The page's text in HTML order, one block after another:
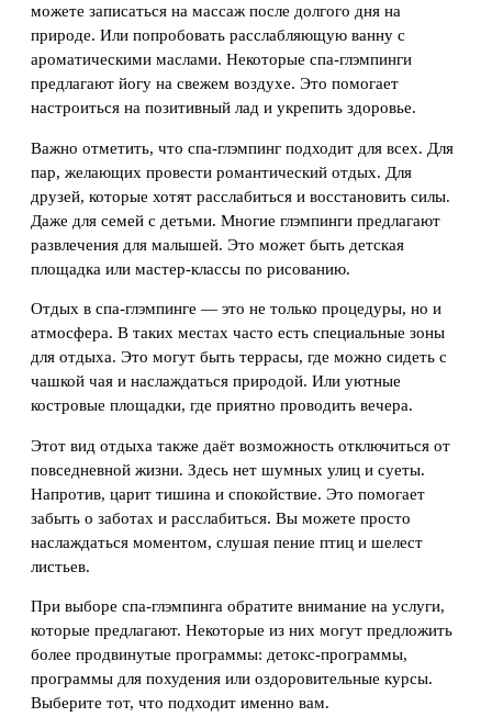
можете записаться на массаж после долгого дня на
природе. Или попробовать расслабляющую ванну с
ароматическими маслами. Некоторые спа-глэмпинги
предлагают йогу на свежем воздухе. Это помогает
настроиться на позитивный лад и укрепить здоровье.
Важно отметить, что спа-глэмпинг подходит для всех. Для
пар, желающих провести романтический отдых. Для
друзей, которые хотят расслабиться и восстановить силы.
Даже для семей с детьми. Многие глэмпинги предлагают
развлечения для малышей. Это может быть детская
площадка или мастер-классы по рисованию.
Отдых в спа-глэмпинге — это не только процедуры, но и
атмосфера. В таких местах часто есть специальные зоны
для отдыха. Это могут быть террасы, где можно сидеть с
чашкой чая и наслаждаться природой. Или уютные
костровые площадки, где приятно проводить вечера.
Этот вид отдыха также даёт возможность отключиться от
повседневной жизни. Здесь нет шумных улиц и суеты.
Напротив, царит тишина и спокойствие. Это помогает
забыть о заботах и расслабиться. Вы можете просто
наслаждаться моментом, слушая пение птиц и шелест
листьев.
При выборе спа-глэмпинга обратите внимание на услуги,
которые предлагают. Некоторые из них могут предложить
более продвинутые программы: детокс-программы,
программы для похудения или оздоровительные курсы.
Выберите тот, что подходит именно вам.